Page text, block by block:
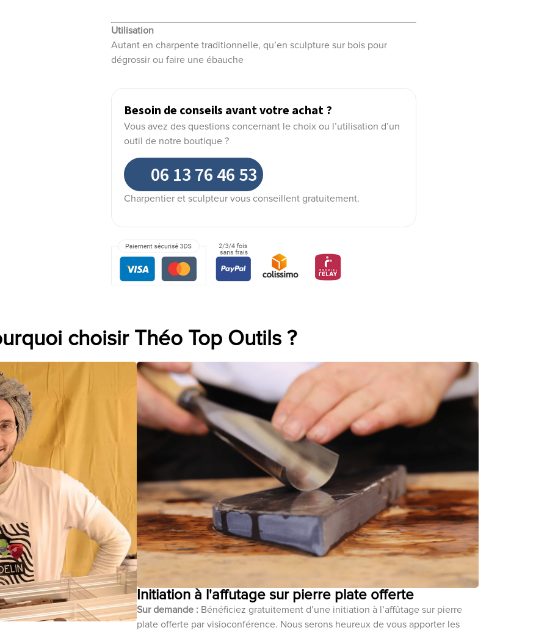
Utilisation
Autant en charpente traditionnelle, qu’en sculpture sur bois pour
dégrossir ou faire une ébauche
Besoin de conseils avant votre achat ?
Vous avez des questions concernant le choix ou l’utilisation d’un
outil de notre boutique ?
06 13 76 46 53
Charpentier et sculpteur vous conseillent gratuitement.
choisir Théo Top Outils ?
Initiation à l'affutage sur pierre plate offerte
Sur demande : Bénéficiez gratuitement d’une initiation à l’affûtage sur pierre
plate offerte par visioconférence. Nous serons heureux de vous apporter les